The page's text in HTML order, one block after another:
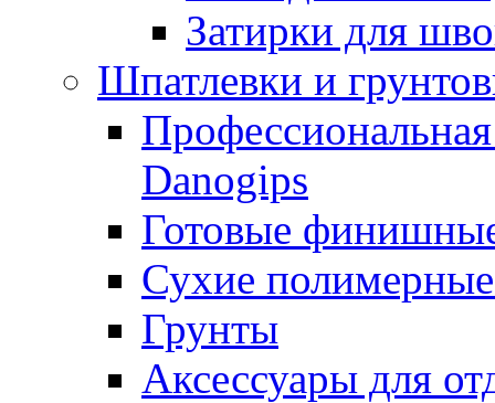
Затирки для
Шпатлевки и
Danogips
Готовые
Сухие
Грунты
Аксессуары для